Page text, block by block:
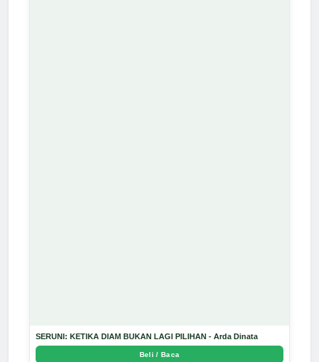
SERUNI: KETIKA DIAM BUKAN LAGI PILIHAN - Arda Dinata
Beli / Baca